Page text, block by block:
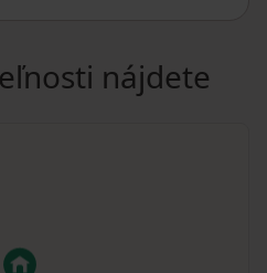
nájdete